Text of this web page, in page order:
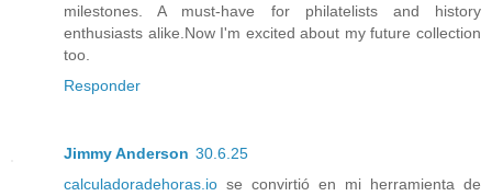
milestones. A must-have for philatelists and history
enthusiasts alike.Now I'm excited about my future collection
too.
Responder
Jimmy Anderson 30.6.25
calculadoradehoras.io se convirtió en mi herramienta de